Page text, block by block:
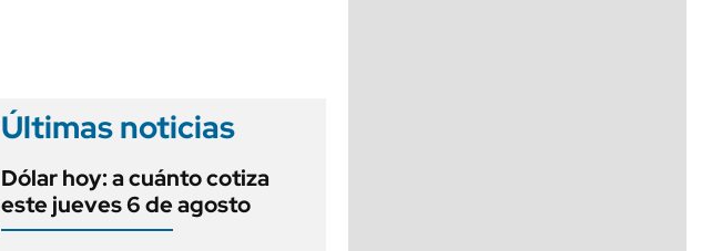
Últimas noticias
Dólar hoy: a cuánto cotiza
este jueves 6 de agosto